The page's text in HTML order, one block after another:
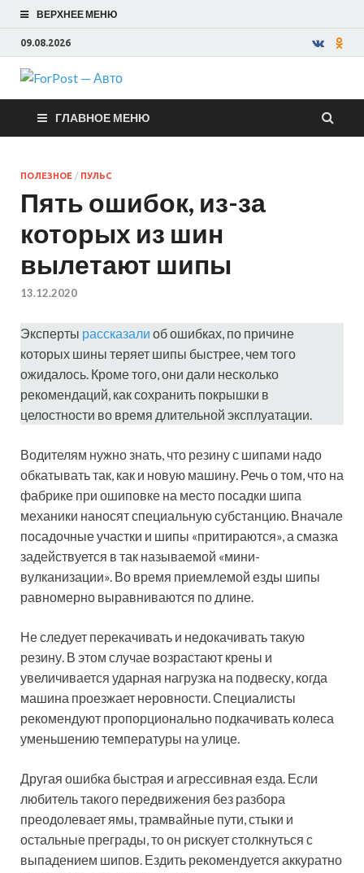
ВЕРХНЕЕ МЕНЮ
09.08.2026
ForPost —
Авто
ГЛАВНОЕ МЕНЮ
ПОЛЕЗНОЕ / ПУЛЬС
Пять ошибок, из-за
которых из шин
вылетают шипы
13.12.2020
Эксперты рассказали об ошибках, по причине
которых шины теряет шипы быстрее, чем того
ожидалось. Кроме того, они дали несколько
рекомендаций, как сохранить покрышки в
целостности во время длительной эксплуатации.
Водителям нужно знать, что резину с шипами надо
обкатывать так, как и новую машину. Речь о том, что на
фабрике при ошиповке на место посадки шипа
механики наносят специальную субстанцию. Вначале
посадочные участки и шипы «притираются», а смазка
задействуется в так называемой «мини-
вулканизации». Во время приемлемой езды шипы
равномерно выравниваются по длине.
Не следует перекачивать и недокачивать такую
резину. В этом случае возрастают крены и
увеличивается ударная нагрузка на подвеску, когда
машина проезжает неровности. Специалисты
рекомендуют пропорционально подкачивать колеса
уменьшению температуры на улице.
Другая ошибка быстрая и агрессивная езда. Если
любитель такого передвижения без разбора
преодолевает ямы, трамвайные пути, стыки и
остальные преграды, то он рискует столкнуться с
выпадением шипов. Ездить рекомендуется аккуратно